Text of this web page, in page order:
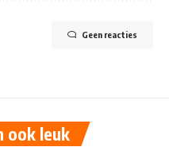
Geen reacties
ook leuk